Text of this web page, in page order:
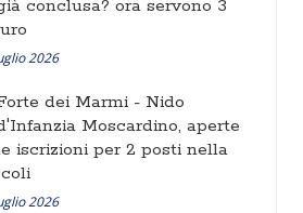
conclusa? ora servono 3
2026
dei Marmi - Nido
Moscardino, aperte
iscrizioni per 2 posti nella
2026